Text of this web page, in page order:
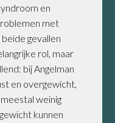
en
met
gevallen
rol, maar
bij Angelman
en overgewicht,
weinig
kunnen